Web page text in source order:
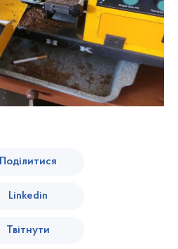
Поділитися
Linkedin
Твітнути